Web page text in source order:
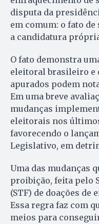
disputa da
em comum: o fato
a candidatura
O fato demonstra
eleitoral brasileiro e
apurados podem
Em uma breve
mudanças
eleitorais nos
favorecendo o
Legislativo, em
Uma das mudanças
proibição, feita pelo
(STF) de doações de
Essa regra faz com
meios para